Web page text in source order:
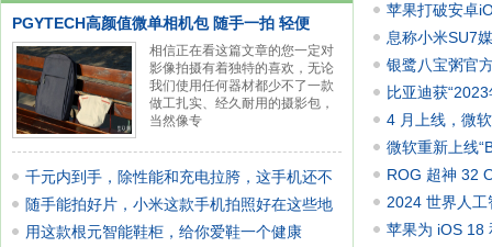
PGYTECH高颜值微单相机包 随手一拍 轻便
相信正在看这篇文章的您一定对
影像拍摄有着独特的喜欢，无论
我们使用任何器材都少不了一款
做工扎实、经久耐用的摄影包，
当然像专
千元内到手，除性能和充电拉胯，这手机还不
错随手能拍好片，小米这款手机拍照好在这些地
方 用这款根元智能鞋柜，给你爱鞋一个健康
苹果打破安卓
息称小米SU7
银鹭八宝粥官
严丝合
比亚迪获
4 月上线，微
微软重新上线
响应速
ROG 超神 32
到手价 999
2024 世界人
企业包
苹果为 iOS 18